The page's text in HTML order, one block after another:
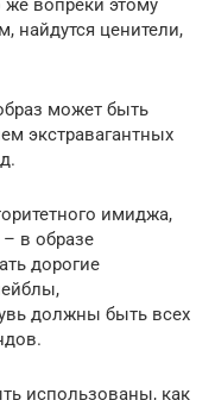
вопреки этому
найдутся ценители,
может быть
экстравагантных
имиджа,
в образе
дорогие
должны быть всех
использованы, как